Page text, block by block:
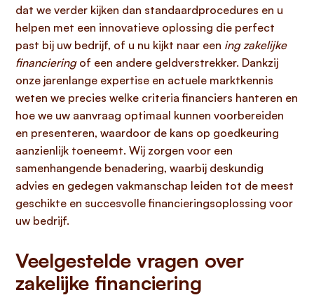
dat we verder kijken dan standaardprocedures en u
helpen met een innovatieve oplossing die perfect
past bij uw bedrijf, of u nu kijkt naar een ing zakelijke
financieringof een andere geldverstrekker. Dankzij
onze jarenlange expertise en actuele marktkennis
weten we precies welke criteria financiers hanteren en
hoe we uw aanvraag optimaal kunnen voorbereiden
en presenteren, waardoor de kans op goedkeuring
aanzienlijk toeneemt. Wij zorgen voor een
samenhangende benadering, waarbij deskundig
advies en gedegen vakmanschap leiden tot de meest
geschikte en succesvolle financieringsoplossing voor
uw bedrijf.
Veelgestelde vragen over
zakelijke financiering